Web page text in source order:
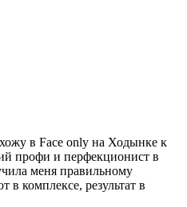
в Face only на Ходынке к
профи и перфекционист в
меня правильному
в комплексе, результат в